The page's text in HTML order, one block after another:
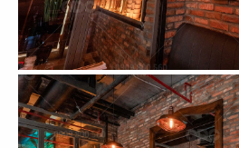
105
INDOCHINE
Concept Spa